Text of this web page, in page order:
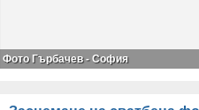
Фото Гърбачев - София